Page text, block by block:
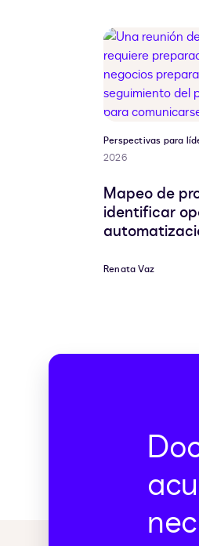
Perspectivas para
2026
Mapeo de
identificar
Renata Vaz